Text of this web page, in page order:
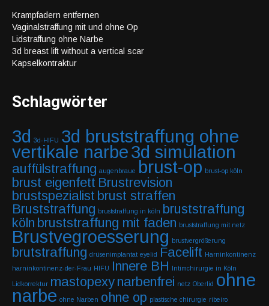
Krampfadern entfernen
Vaginalstraffung mit und ohne Op
Lidstraffung ohne Narbe
3d breast lift without a vertical scar
Kapselkontraktur
Schlagwörter
3d 3d-HIFU 3d bruststraffung ohne
vertikale narbe3d simulation
auffülstraffung augenbraue brust-op brust-op köln
brust eigenfett Brustrevision
brustspezialist brust straffen
Bruststraffung bruststraffung in köln bruststraffung
köln bruststraffung mit faden bruststraffung mit netz
Brustvegroesserung brustvergrößerung
brutstraffung drüsenimplantat eyelid Facelift Harninkontinenz
harninkontinenz-der-Frau HIFU Innere BH Intimchirurgie in Köln
Lidkorrektur mastopexy narbenfrei netz Oberlid ohne
narbe ohne Narben ohne op plastische chirurgie ribeiro